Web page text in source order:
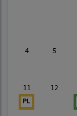
4 5
11
PL
12